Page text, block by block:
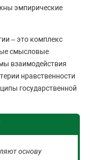
эмпирические
– это комплекс
смысловые
взаимодействия
нравственности
государственной
основу